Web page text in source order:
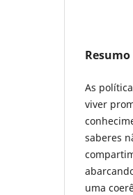
Resumo
As
viver
saberes
uma